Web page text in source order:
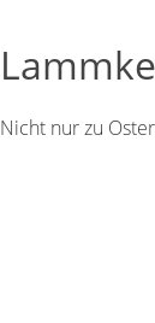
Nicht nur zu